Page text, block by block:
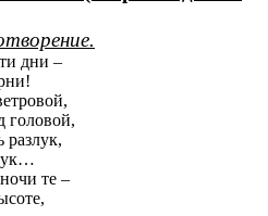
дни –
головой,
разлук,
те –